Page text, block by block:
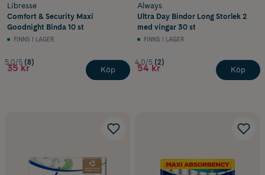
Libresse
Comfort & Security Maxi
Goodnight Binda 10 st
FINNS I LAGER
5.0/5 (8)
35 kr Köp
Always
Ultra Day Bindor Long Storlek 2
med vingar 30 st
FINNS I LAGER
4.0/5 (2)
54 kr Köp